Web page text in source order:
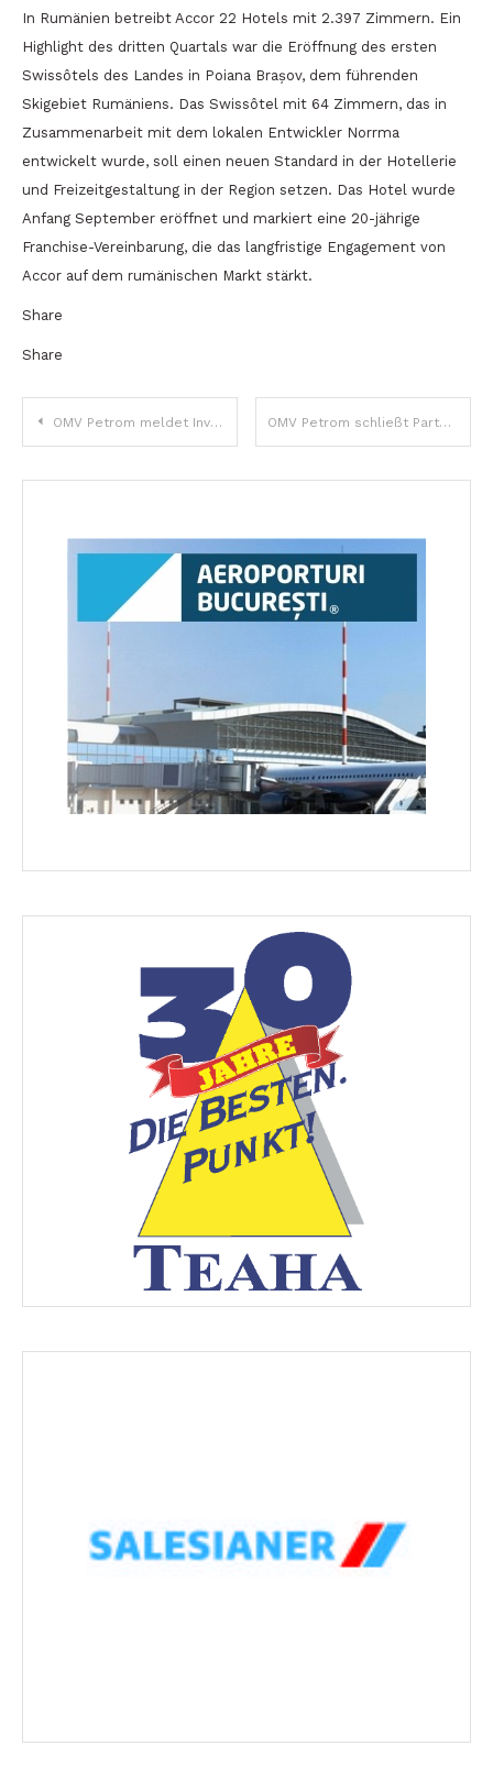
In Rumänien betreibt Accor 22 Hotels mit 2.397 Zimmern. Ein
Highlight des dritten Quartals war die Eröffnung des ersten
Swissôtels des Landes in Poiana Brașov, dem führenden
Skigebiet Rumäniens. Das Swissôtel mit 64 Zimmern, das in
Zusammenarbeit mit dem lokalen Entwickler Norrma
entwickelt wurde, soll einen neuen Standard in der Hotellerie
und Freizeitgestaltung in der Region setzen. Das Hotel wurde
Anfang September eröffnet und markiert eine 20-jährige
Franchise-Vereinbarung, die das langfristige Engagement von
Accor auf dem rumänischen Markt stärkt.
Share
Share
Beitragsnavigation
OMV Petrom meldet Investitionsschub und Gewinnwachstum trotz Marktherausforderungen OMV Petrom schließt Partnerschaft mit NewMed Energy für die Offshore-Exploration im Block Han Asparuh